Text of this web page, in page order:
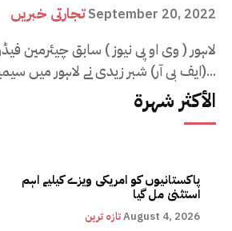
تجارتی خبریںSeptember 20, 2022
لاہور ( وی او پی نیوز ) سابق چیئرمین
(ایف بی آر) شبر زیدی نے لاہور میں سیمینار...
الأكثر شهرة
پاکستانیوں کو امریکی ویزے کیلیے اہم
استثنیٰ مل گیا
تازہ ترینAugust 4, 2026